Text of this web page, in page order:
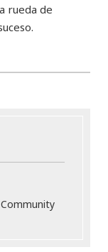
rueda de